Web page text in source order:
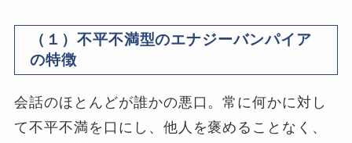
（１）不平不満型のエナジーバンパイア
の特徴
会話のほとんどが誰かの悪口。常に何かに対し
て不平不満を口にし、他人を褒めることなく、